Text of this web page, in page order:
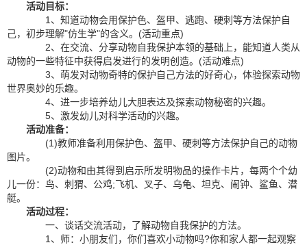
活动目标：
1、知道动物会用保护色、盔甲、逃跑、硬刺等方法保护自
己，初步理解"仿生学"的含义。(活动重点)
2、在交流、分享动物自我保护本领的基础上，能知道人类从
动物的一些特征中获得启发进行的发明创造。(活动难点)
3、萌发对动物奇特的保护自己方法的好奇心，体验探索动物
世界奥妙的乐趣。
4、进一步培养幼儿大胆表达及探索动物秘密的兴趣。
5、激发幼儿对科学活动的兴趣。
活动准备：
(1)教师准备利用保护色、盔甲、硬刺等方法保护自己的动物
图片。
(2)动物和由其得到启示所发明物品的操作卡片，每两个个幼
儿一份：鸟、刺猬、公鸡;飞机、叉子、乌龟、坦克、闹钟、鲨鱼、潜
艇。
活动过程：
一、谈话交流活动，了解动物自我保护的方法。
1、师：小朋友们，你们喜欢小动物吗?你和家人都一起观察